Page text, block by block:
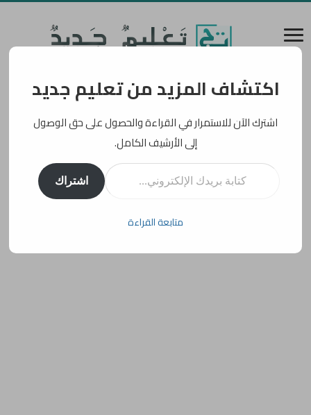
اكتشاف المزيد من تعليم جديد
اشترك الآن للاستمرار في القراءة والحصول على حق الوصول
إلى الأرشيف الكامل.
كتابة بريدك الإلكتروني...
اشتراك
متابعة القراءة